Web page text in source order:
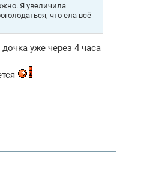
Я увеличила
что ела всё
уже через 4 часа